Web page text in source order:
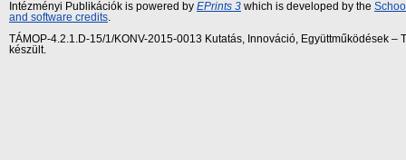
Intézményi Publikációk is powered by EPrints 3 which is developed by the
and software credits
TÁMOP-4.2.1.D-15/1/KONV-2015-0013 Kutatás, Innováció, Együttműködések
készült.